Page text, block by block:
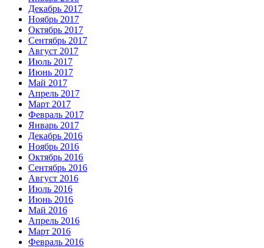
Декабрь 2017
Ноябрь 2017
Октябрь 2017
Сентябрь 2017
Август 2017
Июль 2017
Июнь 2017
Май 2017
Апрель 2017
Март 2017
Февраль 2017
Январь 2017
Декабрь 2016
Ноябрь 2016
Октябрь 2016
Сентябрь 2016
Август 2016
Июль 2016
Июнь 2016
Май 2016
Апрель 2016
Март 2016
Февраль 2016